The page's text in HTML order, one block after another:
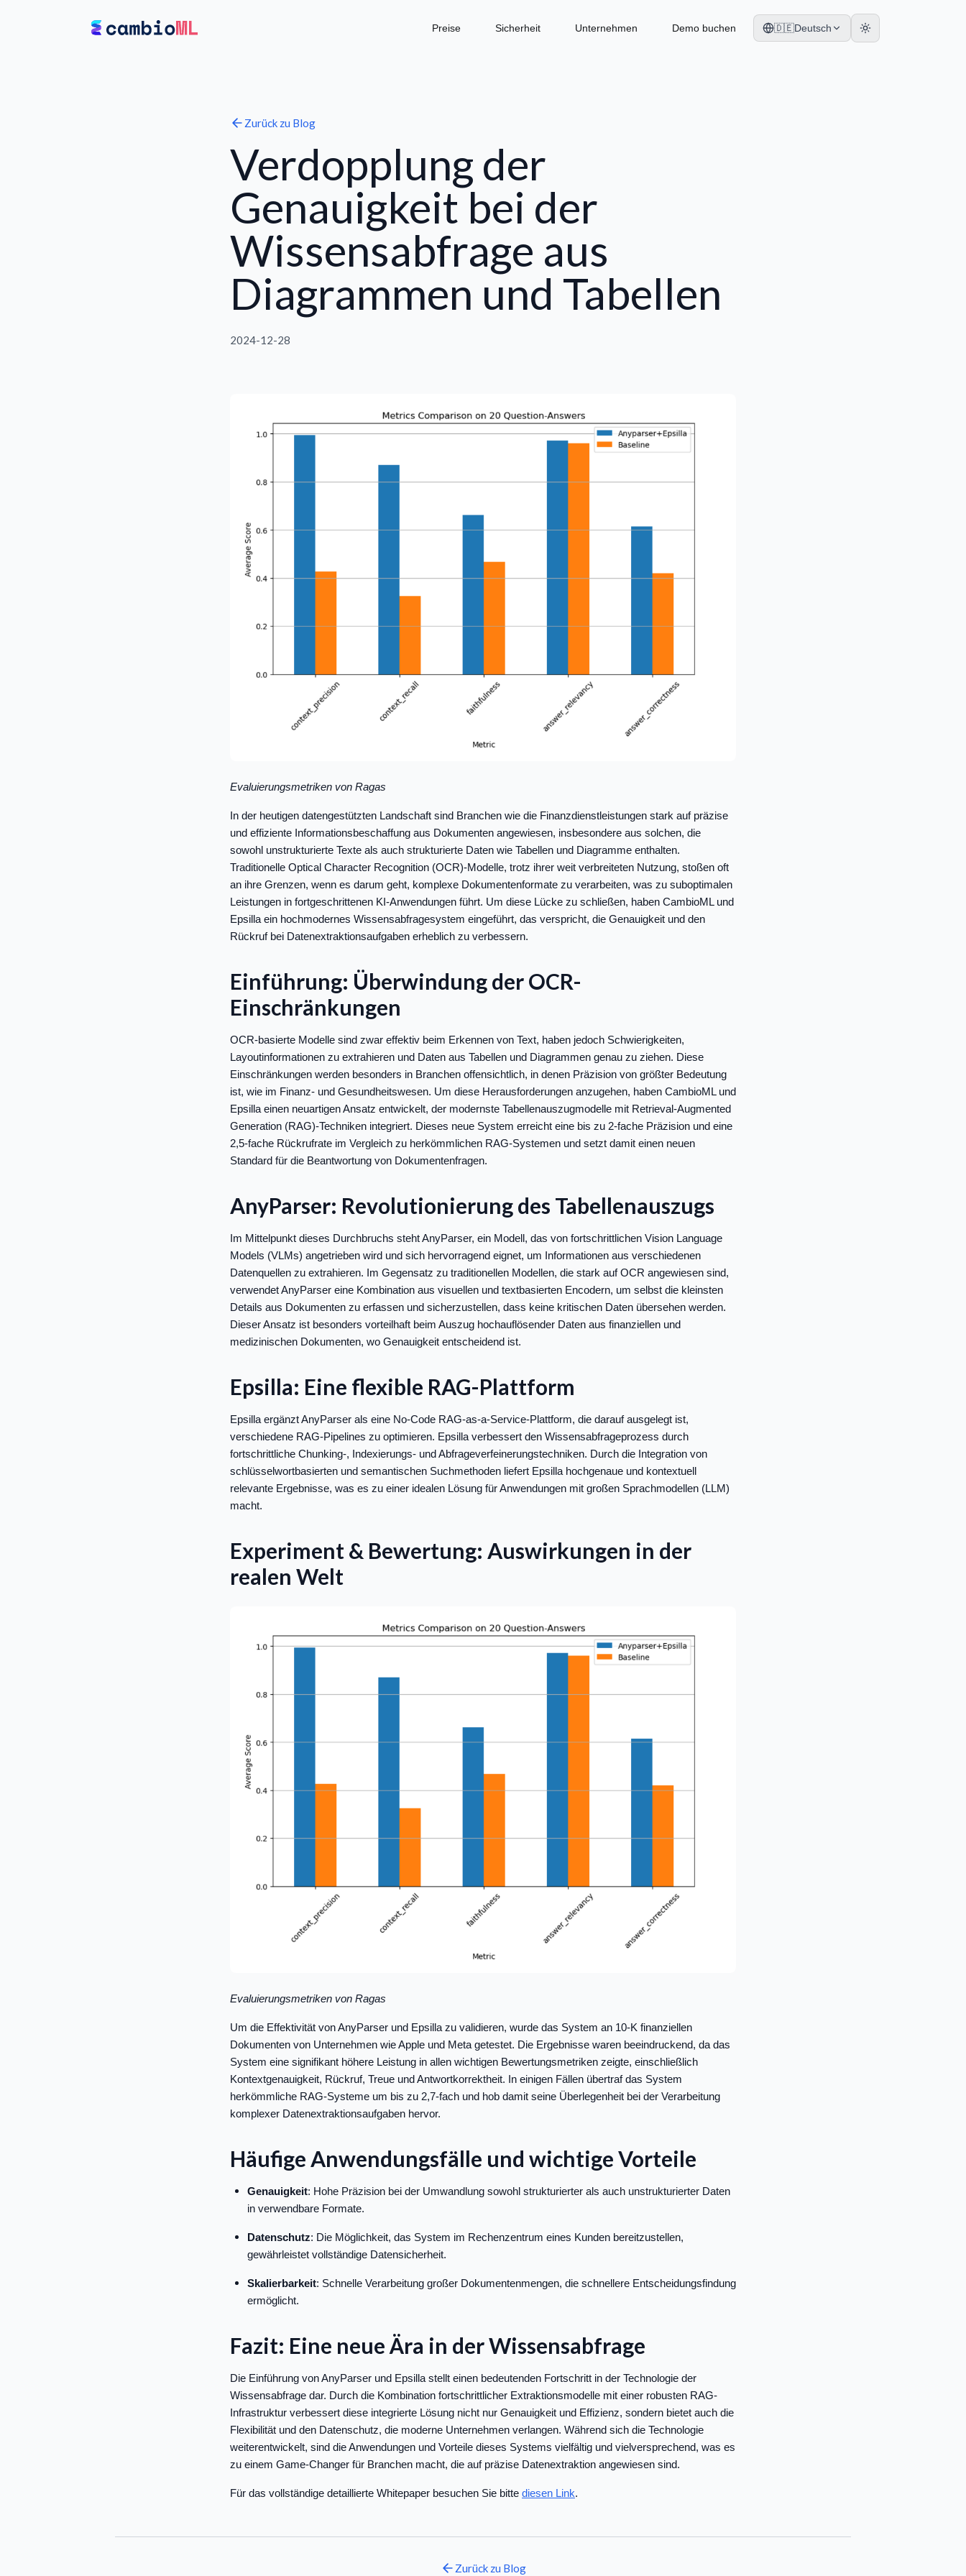
Preise Sicherheit Unternehmen Demo buchen 🇩🇪Deutsch
Zurück zu Blog
Verdopplung der
Genauigkeit bei der
Wissensabfrage aus
Diagrammen und Tabellen
2024-12-28
Evaluierungsmetriken von Ragas
In der heutigen datengestützten Landschaft sind Branchen wie die Finanzdienstleistungen stark auf präzise
und effiziente Informationsbeschaffung aus Dokumenten angewiesen, insbesondere aus solchen, die
sowohl unstrukturierte Texte als auch strukturierte Daten wie Tabellen und Diagramme enthalten.
Traditionelle Optical Character Recognition (OCR)-Modelle, trotz ihrer weit verbreiteten Nutzung, stoßen oft
an ihre Grenzen, wenn es darum geht, komplexe Dokumentenformate zu verarbeiten, was zu suboptimalen
Leistungen in fortgeschrittenen KI-Anwendungen führt. Um diese Lücke zu schließen, haben CambioML und
Epsilla ein hochmodernes Wissensabfragesystem eingeführt, das verspricht, die Genauigkeit und den
Rückruf bei Datenextraktionsaufgaben erheblich zu verbessern.
Einführung: Überwindung der OCR-
Einschränkungen
OCR-basierte Modelle sind zwar effektiv beim Erkennen von Text, haben jedoch Schwierigkeiten,
Layoutinformationen zu extrahieren und Daten aus Tabellen und Diagrammen genau zu ziehen. Diese
Einschränkungen werden besonders in Branchen offensichtlich, in denen Präzision von größter Bedeutung
ist, wie im Finanz- und Gesundheitswesen. Um diese Herausforderungen anzugehen, haben CambioML und
Epsilla einen neuartigen Ansatz entwickelt, der modernste Tabellenauszugmodelle mit Retrieval-Augmented
Generation (RAG)-Techniken integriert. Dieses neue System erreicht eine bis zu 2-fache Präzision und eine
2,5-fache Rückrufrate im Vergleich zu herkömmlichen RAG-Systemen und setzt damit einen neuen
Standard für die Beantwortung von Dokumentenfragen.
AnyParser: Revolutionierung des Tabellenauszugs
Im Mittelpunkt dieses Durchbruchs steht AnyParser, ein Modell, das von fortschrittlichen Vision Language
Models (VLMs) angetrieben wird und sich hervorragend eignet, um Informationen aus verschiedenen
Datenquellen zu extrahieren. Im Gegensatz zu traditionellen Modellen, die stark auf OCR angewiesen sind,
verwendet AnyParser eine Kombination aus visuellen und textbasierten Encodern, um selbst die kleinsten
Details aus Dokumenten zu erfassen und sicherzustellen, dass keine kritischen Daten übersehen werden.
Dieser Ansatz ist besonders vorteilhaft beim Auszug hochauflösender Daten aus finanziellen und
medizinischen Dokumenten, wo Genauigkeit entscheidend ist.
Epsilla: Eine flexible RAG-Plattform
Epsilla ergänzt AnyParser als eine No-Code RAG-as-a-Service-Plattform, die darauf ausgelegt ist,
verschiedene RAG-Pipelines zu optimieren. Epsilla verbessert den Wissensabfrageprozess durch
fortschrittliche Chunking-, Indexierungs- und Abfrageverfeinerungstechniken. Durch die Integration von
schlüsselwortbasierten und semantischen Suchmethoden liefert Epsilla hochgenaue und kontextuell
relevante Ergebnisse, was es zu einer idealen Lösung für Anwendungen mit großen Sprachmodellen (LLM)
macht.
Experiment & Bewertung: Auswirkungen in der
realen Welt
Evaluierungsmetriken von Ragas
Um die Effektivität von AnyParser und Epsilla zu validieren, wurde das System an 10-K finanziellen
Dokumenten von Unternehmen wie Apple und Meta getestet. Die Ergebnisse waren beeindruckend, da das
System eine signifikant höhere Leistung in allen wichtigen Bewertungsmetriken zeigte, einschließlich
Kontextgenauigkeit, Rückruf, Treue und Antwortkorrektheit. In einigen Fällen übertraf das System
herkömmliche RAG-Systeme um bis zu 2,7-fach und hob damit seine Überlegenheit bei der Verarbeitung
komplexer Datenextraktionsaufgaben hervor.
Häufige Anwendungsfälle und wichtige Vorteile
Genauigkeit: Hohe Präzision bei der Umwandlung sowohl strukturierter als auch unstrukturierter Daten
in verwendbare Formate.
Datenschutz: Die Möglichkeit, das System im Rechenzentrum eines Kunden bereitzustellen,
gewährleistet vollständige Datensicherheit.
Skalierbarkeit: Schnelle Verarbeitung großer Dokumentenmengen, die schnellere Entscheidungsfindung
ermöglicht.
Fazit: Eine neue Ära in der Wissensabfrage
Die Einführung von AnyParser und Epsilla stellt einen bedeutenden Fortschritt in der Technologie der
Wissensabfrage dar. Durch die Kombination fortschrittlicher Extraktionsmodelle mit einer robusten RAG-
Infrastruktur verbessert diese integrierte Lösung nicht nur Genauigkeit und Effizienz, sondern bietet auch die
Flexibilität und den Datenschutz, die moderne Unternehmen verlangen. Während sich die Technologie
weiterentwickelt, sind die Anwendungen und Vorteile dieses Systems vielfältig und vielversprechend, was es
zu einem Game-Changer für Branchen macht, die auf präzise Datenextraktion angewiesen sind.
Für das vollständige detaillierte Whitepaper besuchen Sie bitte diesen Link.
Zurück zu Blog